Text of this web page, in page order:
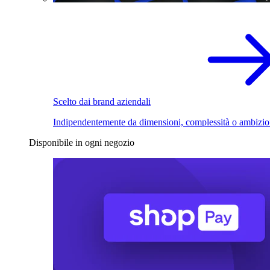
Scelto dai brand aziendali
Indipendentemente da dimensioni, complessità o
Disponibile in ogni negozio